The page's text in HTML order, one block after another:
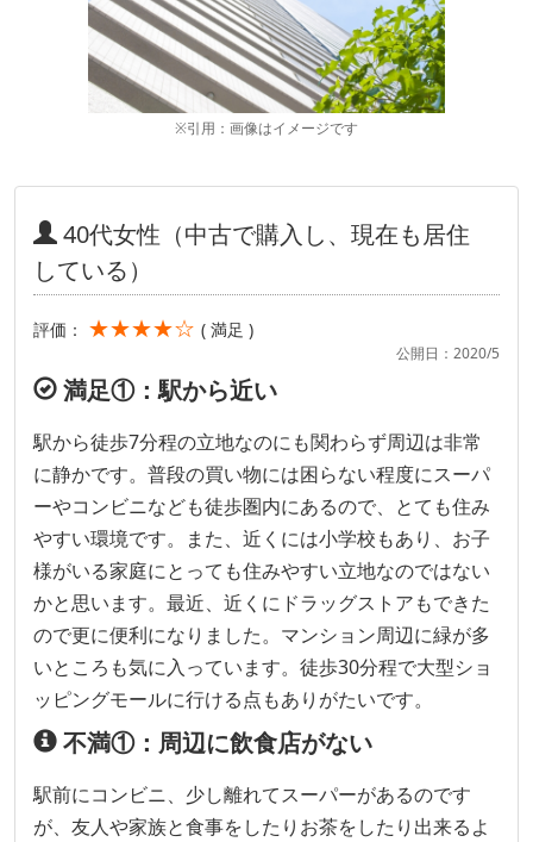
※引用：画像はイメージです
40代女性（中古で購入し、現在も居住
している）
評価： ★★★★☆ ( 満足 )
公開日：2020/5
満足①：駅から近い
駅から徒歩7分程の立地なのにも関わらず周辺は非常
に静かです。普段の買い物には困らない程度にスーパ
ーやコンビニなども徒歩圏内にあるので、とても住み
やすい環境です。また、近くには小学校もあり、お子
様がいる家庭にとっても住みやすい立地なのではない
かと思います。最近、近くにドラッグストアもできた
ので更に便利になりました。マンション周辺に緑が多
いところも気に入っています。徒歩30分程で大型ショ
ッピングモールに行ける点もありがたいです。
不満①：周辺に飲食店がない
駅前にコンビニ、少し離れてスーパーがあるのです
が、友人や家族と食事をしたりお茶をしたり出来るよ